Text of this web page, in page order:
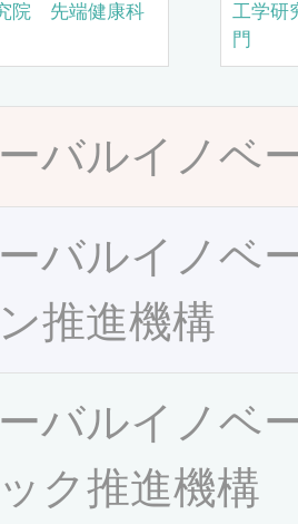
院 先端健康科
工学研
門
バルイノベ
バルイノベ
推進機構
バルイノベ
ク推進機構